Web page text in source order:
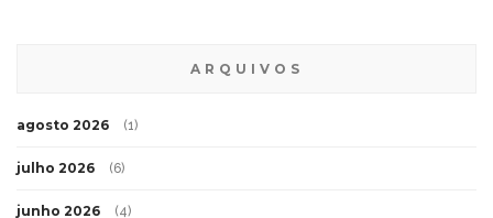
ARQUIVOS
agosto 2026 (1)
julho 2026 (6)
junho 2026 (4)